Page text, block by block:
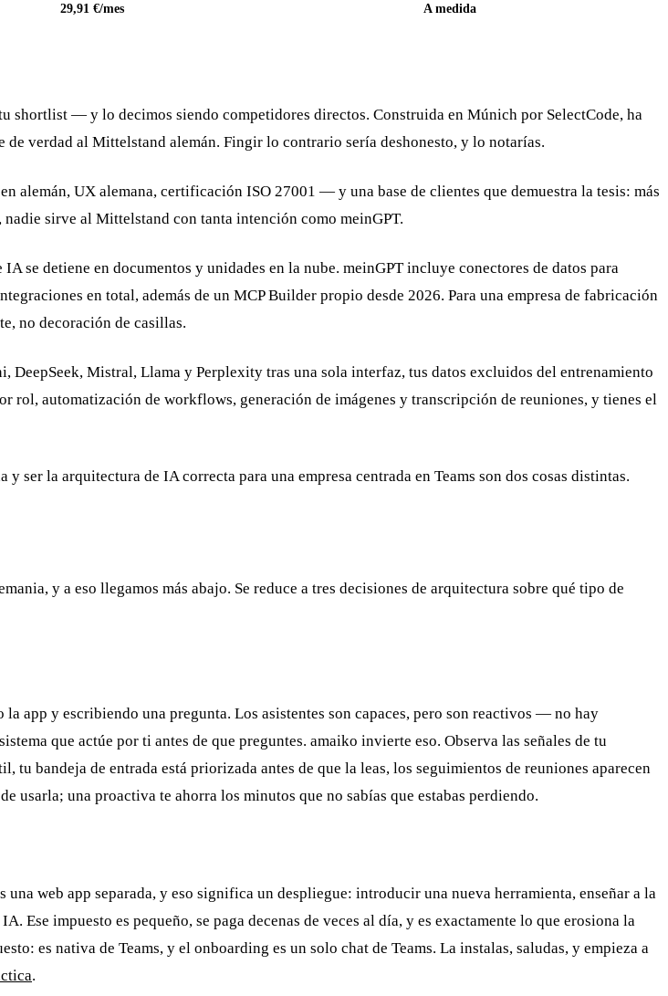
29,91 €/mes A medida
shortlist — y lo decimos siendo competidores directos. Construida en Múnich por SelectCode, ha
verdad al Mittelstand alemán. Fingir lo contrario sería deshonesto, y lo notarías.
alemán, UX alemana, certificación ISO 27001 — y una base de clientes que demuestra la tesis: más
nadie sirve al Mittelstand con tanta intención como meinGPT.
se detiene en documentos y unidades en la nube. meinGPT incluye conectores de datos para
en total, además de un MCP Builder propio desde 2026. Para una empresa de fabricación
no decoración de casillas.
DeepSeek, Mistral, Llama y Perplexity tras una sola interfaz, tus datos excluidos del entrenamiento
rol, automatización de workflows, generación de imágenes y transcripción de reuniones, y tienes el
ser la arquitectura de IA correcta para una empresa centrada en Teams son dos cosas distintas.
y a eso llegamos más abajo. Se reduce a tres decisiones de arquitectura sobre qué tipo de
app y escribiendo una pregunta. Los asistentes son capaces, pero son reactivos — no hay
que actúe por ti antes de que preguntes. amaiko invierte eso. Observa las señales de tu
bandeja de entrada está priorizada antes de que la leas, los seguimientos de reuniones aparecen
usarla; una proactiva te ahorra los minutos que no sabías que estabas perdiendo.
web app separada, y eso significa un despliegue: introducir una nueva herramienta, enseñar a la
Ese impuesto es pequeño, se paga decenas de veces al día, y es exactamente lo que erosiona la
es nativa de Teams, y el onboarding es un solo chat de Teams. La instalas, saludas, y empieza a
.